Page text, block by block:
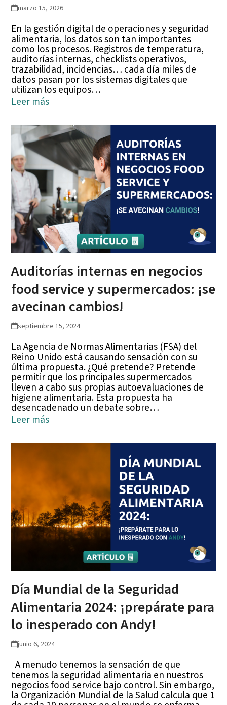
marzo 15, 2026
En la gestión digital de operaciones y seguridad
alimentaria, los datos son tan importantes
como los procesos. Registros de temperatura,
auditorías internas, checklists operativos,
trazabilidad, incidencias… cada día miles de
datos pasan por los sistemas digitales que
utilizan los equipos…
Leer más
Auditorías internas en negocios
food service y supermercados: ¡se
avecinan cambios!
septiembre 15, 2024
La Agencia de Normas Alimentarias (FSA) del
Reino Unido está causando sensación con su
última propuesta. ¿Qué pretende? Pretende
permitir que los principales supermercados
lleven a cabo sus propias autoevaluaciones de
higiene alimentaria. Esta propuesta ha
desencadenado un debate sobre…
Leer más
Día Mundial de la Seguridad
Alimentaria 2024: ¡prepárate para
lo inesperado con Andy!
junio 6, 2024
A menudo tenemos la sensación de que
tenemos la seguridad alimentaria en nuestros
negocios food service bajo control. Sin embargo,
la Organización Mundial de la Salud calcula que 1